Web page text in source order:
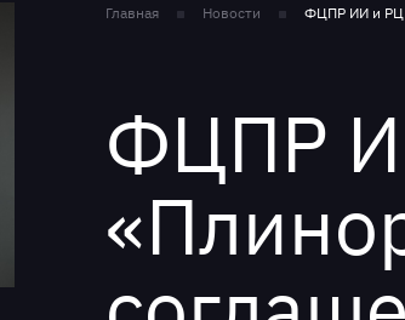
Главная Новости ФЦПР ИИ и РЦ
ФЦПР